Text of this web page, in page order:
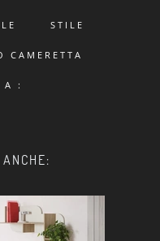
STILE
CAMERETTA
A :